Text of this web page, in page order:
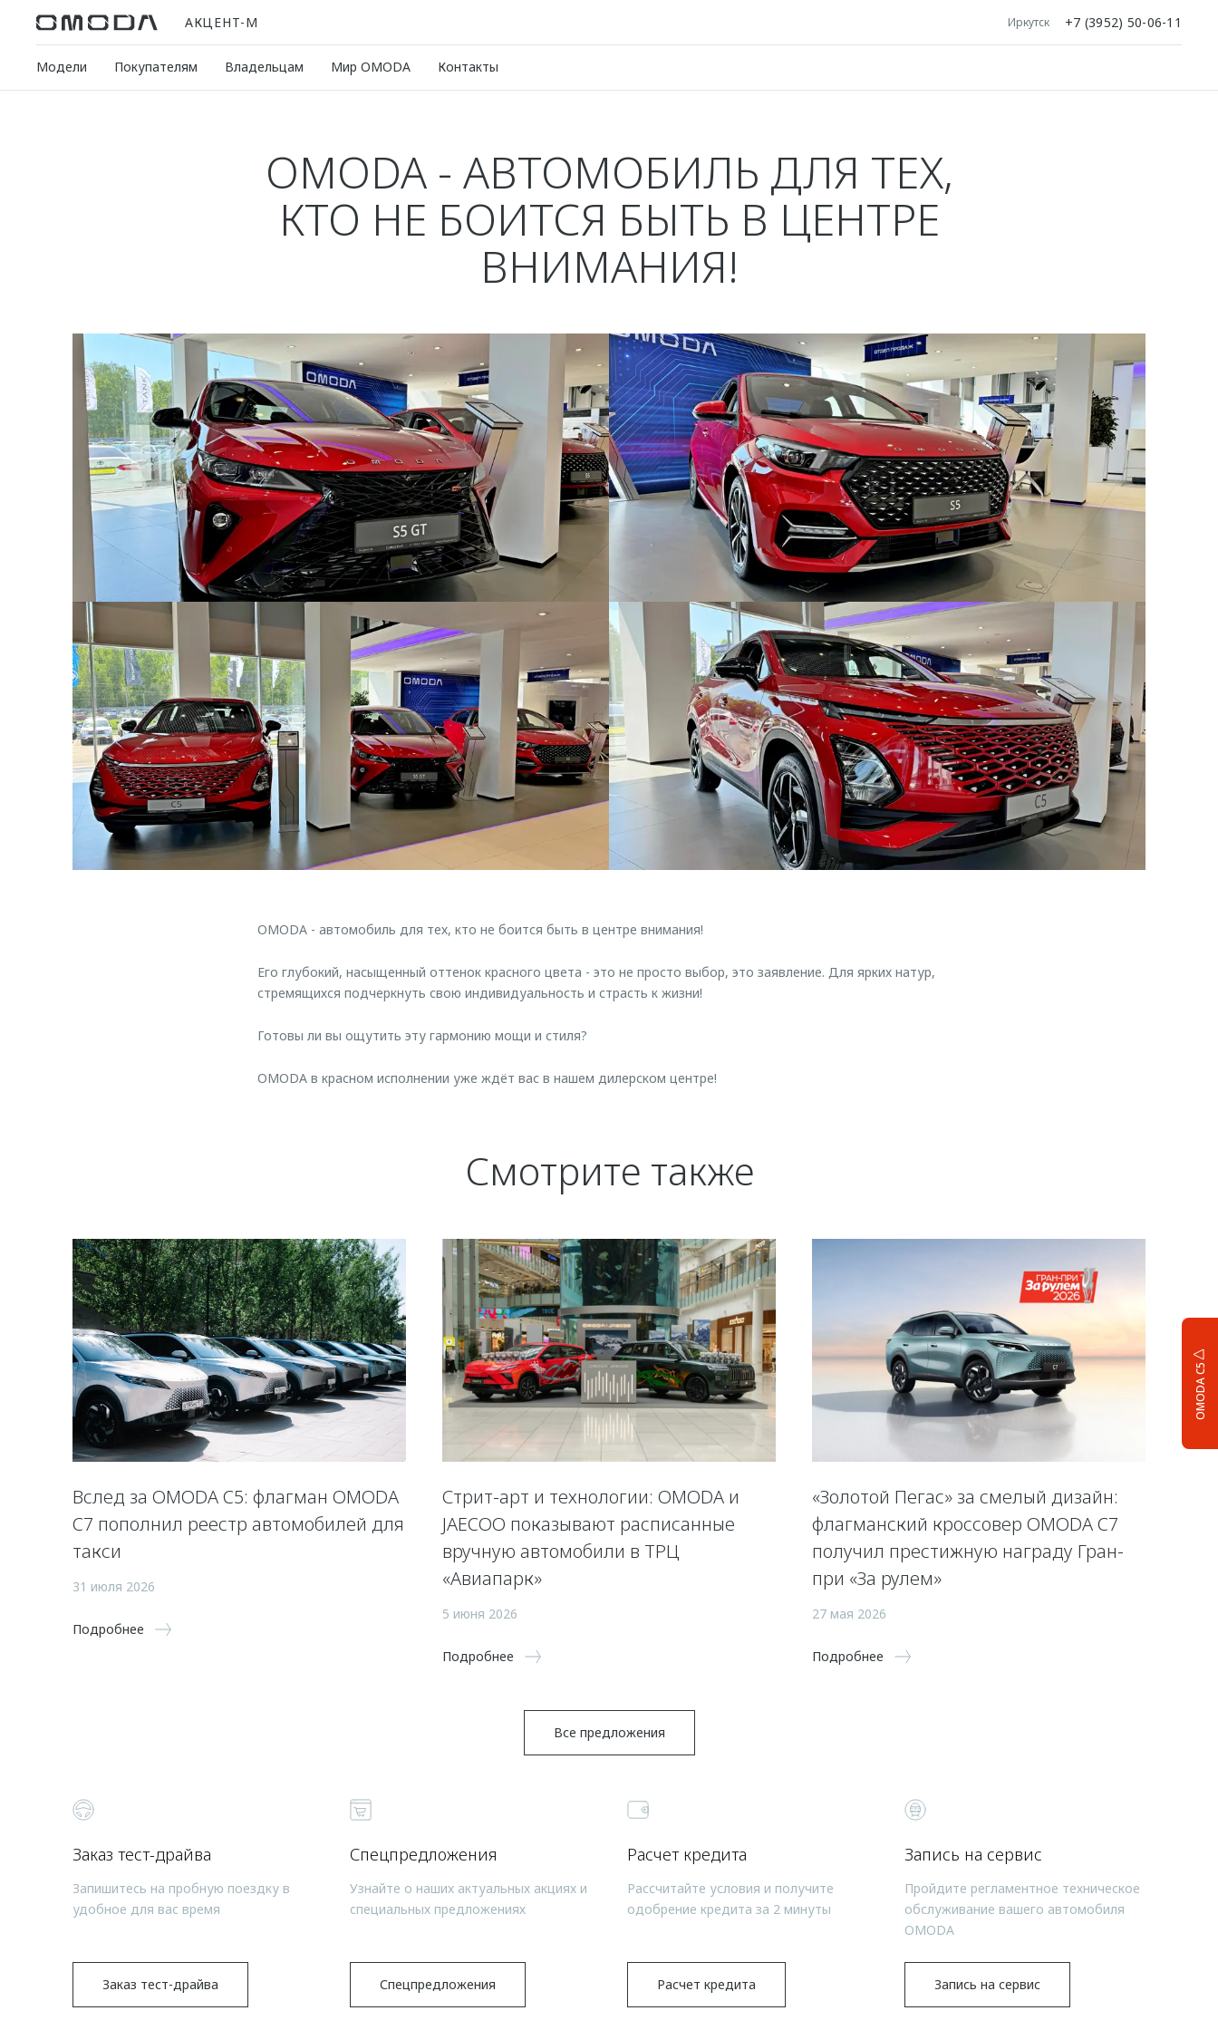
АКЦЕНТ-М Иркутск +7 (3952) 50-06-11
Модели Покупателям Владельцам Мир OMODA Контакты
OMODA C5
OMODA - АВТОМОБИЛЬ ДЛЯ ТЕХ,
КТО НЕ БОИТСЯ БЫТЬ В ЦЕНТРЕ
ВНИМАНИЯ!
OMODA - автомобиль для тех, кто не боится быть в центре внимания!
Его глубокий, насыщенный оттенок красного цвета - это не просто выбор, это заявление. Для ярких натур,
стремящихся подчеркнуть свою индивидуальность и страсть к жизни!
Готовы ли вы ощутить эту гармонию мощи и стиля?
OMODA в красном исполнении уже ждёт вас в нашем дилерском центре!
Смотрите также
Вслед за OMODA C5: флагман OMODA
C7 пополнил реестр автомобилей для
такси
31 июля 2026
Подробнее
Стрит-арт и технологии: OMODA и
JAECOO показывают расписанные
вручную автомобили в ТРЦ
«Авиапарк»
5 июня 2026
Подробнее
«Золотой Пегас» за смелый дизайн:
флагманский кроссовер OMODA C7
получил престижную награду Гран-
при «За рулем»
27 мая 2026
Подробнее
Все предложения
Заказ тест-драйва
Запишитесь на пробную поездку в
удобное для вас время
Заказ тест-драйва
Спецпредложения
Узнайте о наших актуальных акциях и
специальных предложениях
Спецпредложения
Расчет кредита
Рассчитайте условия и получите
одобрение кредита за 2 минуты
Расчет кредита
Запись на сервис
Пройдите регламентное техническое
обслуживание вашего автомобиля
OMODA
Запись на сервис